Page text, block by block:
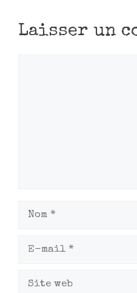
Laisser un